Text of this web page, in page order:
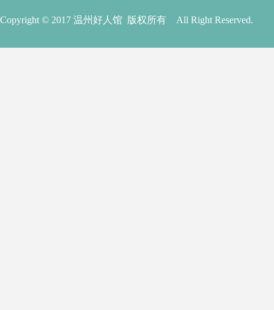
Copyright © 2017 温州好人馆 版权所有 All Right Reserved.